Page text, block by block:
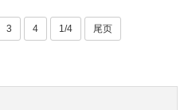
3 4 1/4 尾页